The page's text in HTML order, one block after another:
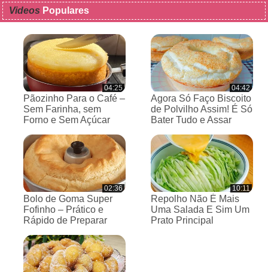
Videos Populares
04:25
Pãozinho Para o Café –
Sem Farinha, sem
Forno e Sem Açúcar
04:42
Agora Só Faço Biscoito
de Polvilho Assim! É Só
Bater Tudo e Assar
02:36
Bolo de Goma Super
Fofinho – Prático e
Rápido de Preparar
10:11
Repolho Não É Mais
Uma Salada E Sim Um
Prato Principal